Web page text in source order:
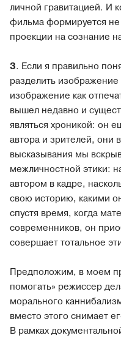
личной гравитацией. И
фильма формируется
проекции на сознание
3. Если я правильно
разделить
изображение как
вышел недавно и
являться хроникой: он
автора и зрителей, они
высказывания мы
межличностной этики:
автором в кадре,
свою историю, какими
спустя время, когда
современников, он
совершает тотальное
Предположим, в моем
помогать» режиссер
морального
вместо этого снимает
В рамках